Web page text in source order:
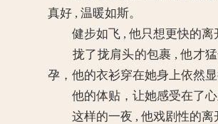
真好 , 温暖如斯。
健步如飞 , 他只想更快的离开
拢了拢肩头的包裹 , 他才猛
孕，他的衣衫穿在她身上依然显
他的体贴，让她感受在了心
这样的一夜 , 他戏剧性的离